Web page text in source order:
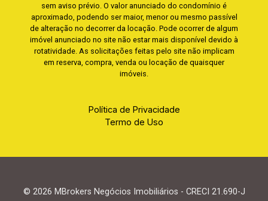
sem aviso prévio. O valor anunciado do condomínio é
aproximado, podendo ser maior, menor ou mesmo passível
de alteração no decorrer da locação. Pode ocorrer de algum
imóvel anunciado no site não estar mais disponível devido à
rotatividade. As solicitações feitas pelo site não implicam
em reserva, compra, venda ou locação de quaisquer
imóveis.
Política de Privacidade
Termo de Uso
© 2026 MBrokers Negócios Imobiliários - CRECI 21.690-J